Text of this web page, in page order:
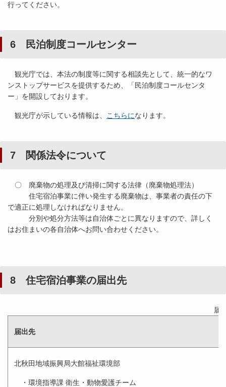
行ってください。
6 民泊制度コールセンター
観光庁では、本法の制度等に関する相談先として、統一的なワ
ンストップサービスを提供するため、「民泊制度コールセンタ
ー」を開設しております。
観光庁が示している情報は、 こちらになります。
7 関係法令について
〇 廃棄物の処理及び清掃に関する法律（廃棄物処理法）
住宅宿泊事業に伴い発生する廃棄物は、事業者の責任の下
で適正に処理しなければなりません。
分別や処分方法等は自治体ごとに異なりますので、詳しく
はお住まいの各自治体へお問い合わせください。
8 住宅宿泊事業の届出先
届
届出先
北秋田地域振興局大館福祉環境部
・環境指導課 衛生・動物愛護チーム